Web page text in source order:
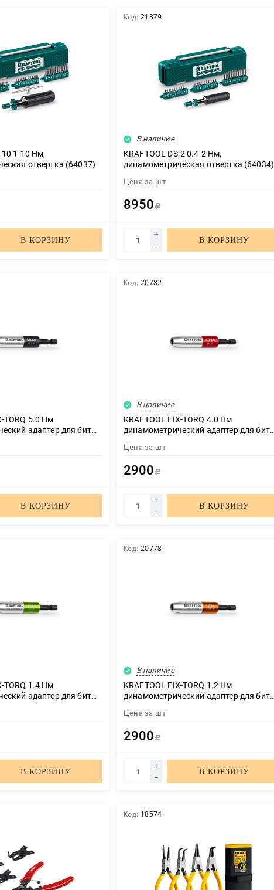
10 1-10 Нм,
отвертка (64037)
В КОРЗИНУ
Код: 21379
В наличие
KRAFTOOL DS-2 0.4-2 Нм,
динамометрическая отвертка (64034)
Цена за шт
8950 Р
В КОРЗИНУ
TORQ 5.0 Нм
адаптер для бит
В КОРЗИНУ
Код: 20782
В наличие
KRAFTOOL FIX-TORQ 4.0 Нм
динамометрический адаптер для бит
Цена за шт
2900 Р
В КОРЗИНУ
TORQ 1.4 Нм
адаптер для бит
В КОРЗИНУ
Код: 20778
В наличие
KRAFTOOL FIX-TORQ 1.2 Нм
динамометрический адаптер для бит
Цена за шт
2900 Р
В КОРЗИНУ
Код: 18574